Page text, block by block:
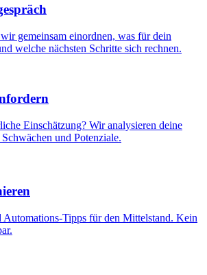
gemeinsam einordnen, was für dein
welche nächsten Schritte sich rechnen.
Einschätzung? Wir analysieren deine
und Potenziale.
Tipps für den Mittelstand. Kein